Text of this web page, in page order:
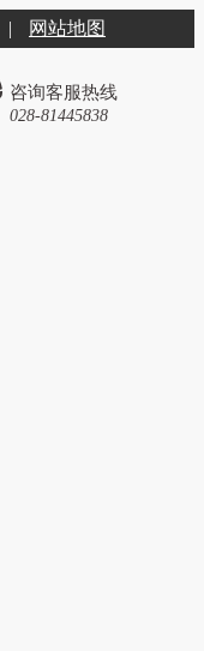
| 网站地图
咨询客服热线
028-81445838